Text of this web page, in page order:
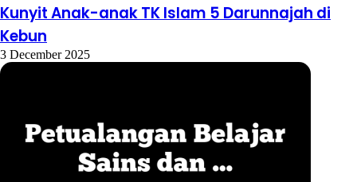
Kunyit Anak-anak TK Islam 5 Darunnajah di
Kebun
3 December 2025